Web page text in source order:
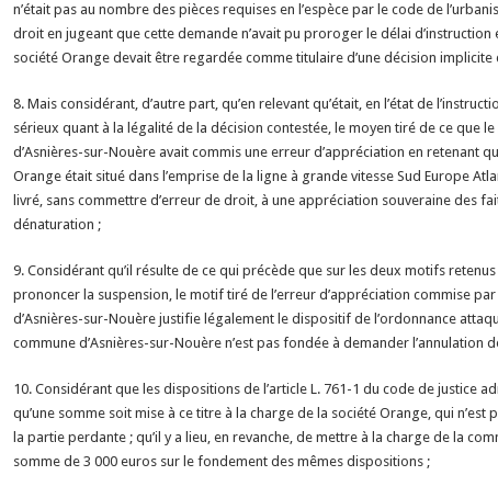
n’était pas au nombre des pièces requises en l’espèce par le code de
droit en jugeant que cette demande n’avait pu proroger le délai d’instruction
société Orange devait être regardée comme titulaire d’une décision
8. Mais considérant, d’autre part, qu’en relevant qu’était, en l’état de
sérieux quant à la légalité de la décision contestée, le moyen tiré de ce que
d’Asnières-sur-Nouère avait commis une erreur d’appréciation en retenant
Orange était situé dans l’emprise de la ligne à grande vitesse Sud Europe
livré, sans commettre d’erreur de droit, à une appréciation souveraine des
dénaturation ;
9. Considérant qu’il résulte de ce qui précède que sur les deux motifs
prononcer la suspension, le motif tiré de l’erreur d’appréciation commise
d’Asnières-sur-Nouère justifie légalement le dispositif de l’ordonnance
commune d’Asnières-sur-Nouère n’est pas fondée à demander l’annulation
10. Considérant que les dispositions de l’article L. 761-1 du code de justice
qu’une somme soit mise à ce titre à la charge de la société Orange, qui n’est
la partie perdante ; qu’il y a lieu, en revanche, de mettre à la charge de la
somme de 3 000 euros sur le fondement des mêmes dispositions ;